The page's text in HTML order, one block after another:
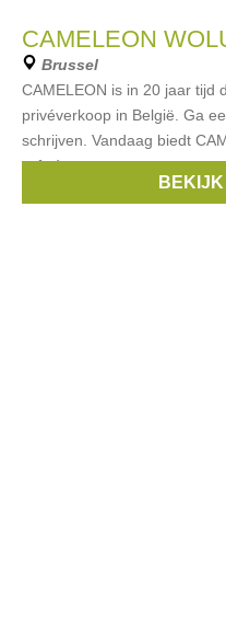
CAMELEON
Brussel
CAMELEON is in 20 jaar tijd
privéverkoop in België. Ga
schrijven. Vandaag biedt
prêt-à-porter
Ralph Lauren,